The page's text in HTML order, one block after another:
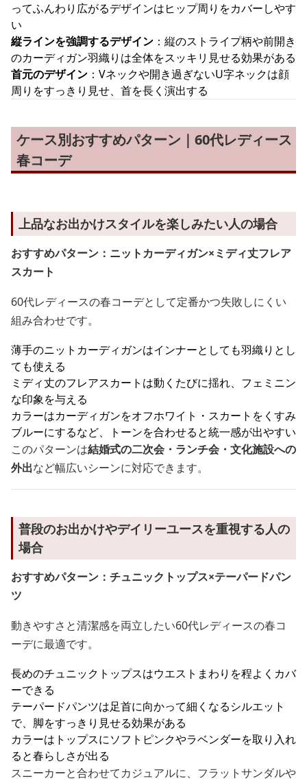
ってふんわり広がるデザインはヒップ周りをカバーしやす
い
縦ラインを強調するデザイン ：縦のストライプ柄や前開き
のカーディガン羽織りは全体をスッキリ見せる効果がある
首元のデザイン ：Vネックや開き過ぎないU字ネックは顔
周りをすっきり見せ、首を長く演出する
ケース別おすすめパターン｜60代レディース
春コーデ
上品なお出かけスタイルを楽しみたい人の場合
おすすめパターン：ニットカーディガン×ミディ丈フレア
スカート
60代レディースの春コーデとして定番かつ失敗しにくい
組み合わせです。
薄手のニットカーディガンはインナーとしても羽織りとし
ても使える
ミディ丈のフレアスカートは動くたびに揺れ、フェミニン
な印象を与える
カラーはカーディガンをオフホワイト・スカートをくすみ
ブルーにするなど、トーンを合わせると統一感が出やすい
このパターンは結婚式の二次会・ランチ会・文化施設への
外出など幅広いシーンに対応できます。
普段のお出かけやデイリーユースを重視する人の
場合
おすすめパターン：チュニックトップス×テーパードパン
ツ
動きやすさと清潔感を両立したい60代レディースの春コ
ーデに最適です。
長めのチュニックトップスはウエストまわりを程よくカバ
ーできる
テーパードパンツは足首に向かって細くなるシルエット
で、脚をすっきり見せる効果がある
カラーはトップスにソフトピンクやラベンダーを取り入れ
ると春らしさが出る
スニーカーと合わせてカジュアルに、フラットサンダルや